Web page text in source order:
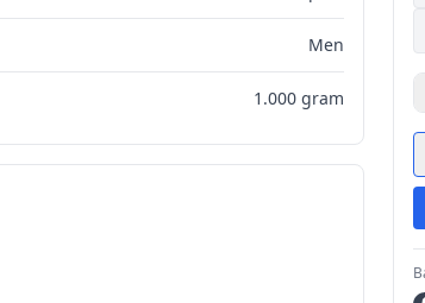
Men
1.000 gram